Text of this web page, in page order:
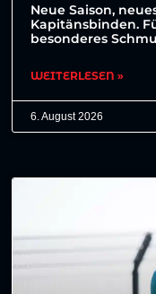
Neue Saison,
Kapitänsbinden.
besonderes
WEITERLESEN »
6. August 2026